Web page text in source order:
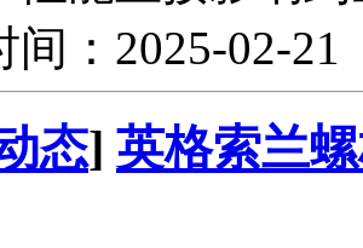
间：2025-02-
态] 英格索兰